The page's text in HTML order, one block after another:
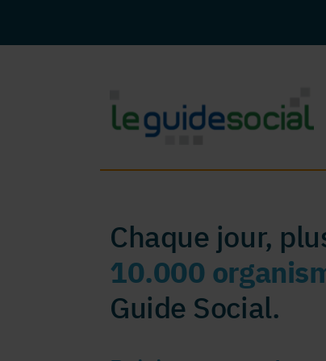
Chaque jour,
10.000
Guide Social.